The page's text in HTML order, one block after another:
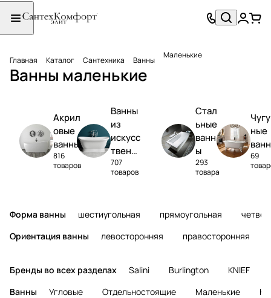
Главная Каталог Сантехника Ванны Маленькие
Ванны маленькие
Акрил
овые
ванны
816
товаров
Ванны
из
искусс
твенно
го
камня
707
товаров
Стал
ьные
ванн
ы
293
товара
ные
69
Форма ванны шестиугольная прямоугольная
Ориентация ванны
левосторонняя правосторонняя
Бренды во всех разделах Salini Burlington KNIEF
Ванны
Угловые Отдельностоящие Маленькие